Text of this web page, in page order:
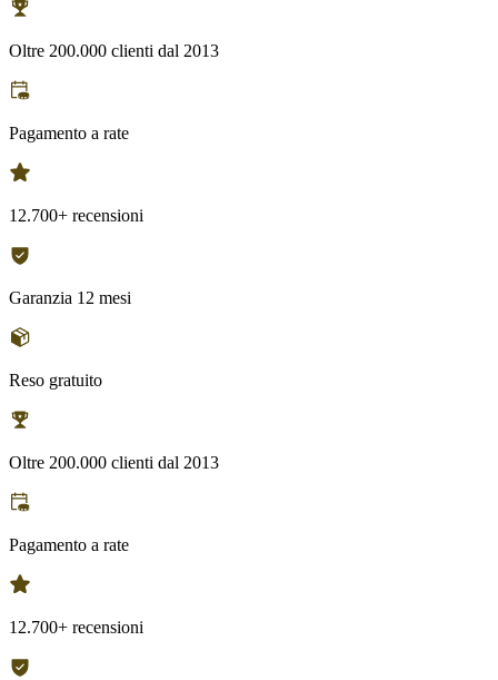
Oltre 200.000 clienti dal 2013
Pagamento a rate
12.700+ recensioni
Garanzia 12 mesi
Reso gratuito
Oltre 200.000 clienti dal 2013
Pagamento a rate
12.700+ recensioni